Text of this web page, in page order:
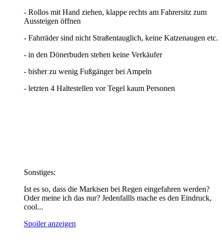
- Rollos mit Hand ziehen, klappe rechts am Fahrersitz zum
Aussteigen öffnen
- Fahrräder sind nicht Straßentauglich, keine Katzenaugen etc.
- in den Dönerbuden stehen keine Verkäufer
- bisher zu wenig Fußgänger bei Ampeln
- letzten 4 Haltestellen vor Tegel kaum Personen
Sonstiges:
Ist es so, dass die Markisen bei Regen eingefahren werden?
Oder meine ich das nur? Jedenfallls mache es den Eindruck,
cool...
Spoiler anzeigen